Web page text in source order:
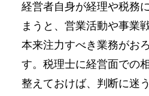
経営者自身が経理や税務
まうと、営業活動や事業
本来注力すべき業務がお
す。税理士に経営面での
整えておけば、判断に迷